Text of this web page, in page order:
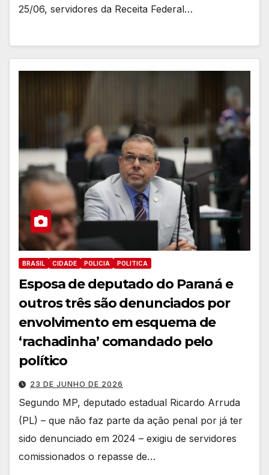
25/06, servidores da Receita Federal…
BRASIL CIDADE POLICIA POLITICA
Esposa de deputado do Paraná e
outros três são denunciados por
envolvimento em esquema de
‘rachadinha’ comandado pelo
político
23 DE JUNHO DE 2026
Segundo MP, deputado estadual Ricardo Arruda
(PL) – que não faz parte da ação penal por já ter
sido denunciado em 2024 – exigiu de servidores
comissionados o repasse de…